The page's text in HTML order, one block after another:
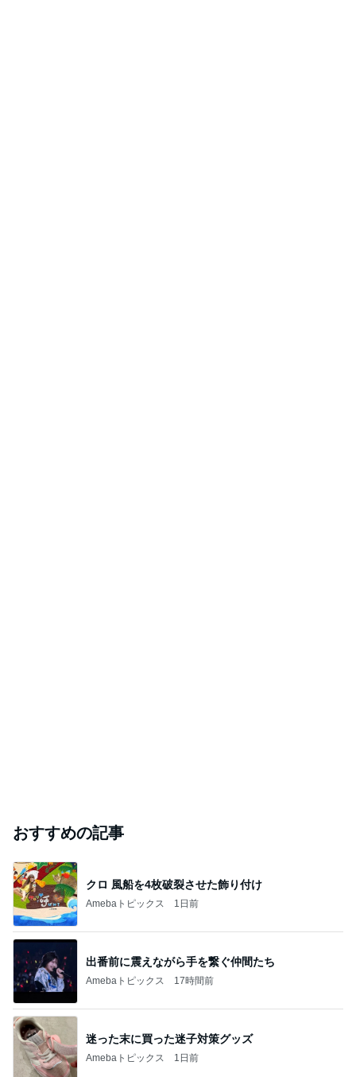
おすすめの記事
クロ 風船を4枚破裂させた飾り付け
Amebaトピックス 1日前
出番前に震えながら手を繋ぐ仲間たち
Amebaトピックス 17時間前
迷った末に買った迷子対策グッズ
Amebaトピックス 1日前